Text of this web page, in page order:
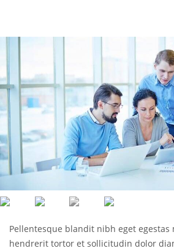
Pellentesque blandit nibh eget egestas
hendrerit tortor et sollicitudin dolor